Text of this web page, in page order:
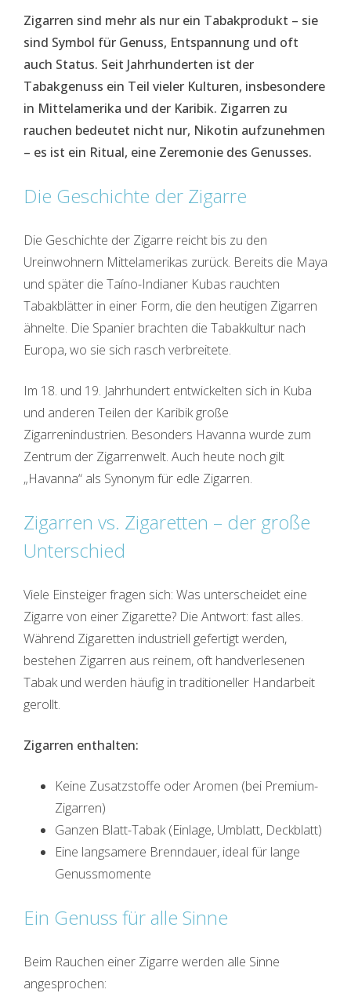
Zigarren sind mehr als nur ein Tabakprodukt – sie
sind Symbol für Genuss, Entspannung und oft
auch Status. Seit Jahrhunderten ist der
Tabakgenuss ein Teil vieler Kulturen, insbesondere
in Mittelamerika und der Karibik. Zigarren zu
rauchen bedeutet nicht nur, Nikotin aufzunehmen
– es ist ein Ritual, eine Zeremonie des Genusses.
Die Geschichte der Zigarre
Die Geschichte der Zigarre reicht bis zu den
Ureinwohnern Mittelamerikas zurück. Bereits die Maya
und später die Taíno-Indianer Kubas rauchten
Tabakblätter in einer Form, die den heutigen Zigarren
ähnelte. Die Spanier brachten die Tabakkultur nach
Europa, wo sie sich rasch verbreitete.
Im 18. und 19. Jahrhundert entwickelten sich in Kuba
und anderen Teilen der Karibik große
Zigarrenindustrien. Besonders Havanna wurde zum
Zentrum der Zigarrenwelt. Auch heute noch gilt
„Havanna“ als Synonym für edle Zigarren.
Zigarren vs. Zigaretten – der große
Unterschied
Viele Einsteiger fragen sich: Was unterscheidet eine
Zigarre von einer Zigarette? Die Antwort: fast alles.
Während Zigaretten industriell gefertigt werden,
bestehen Zigarren aus reinem, oft handverlesenen
Tabak und werden häufig in traditioneller Handarbeit
gerollt.
Zigarren enthalten:
Keine Zusatzstoffe oder Aromen (bei Premium-
Zigarren)
Ganzen Blatt-Tabak (Einlage, Umblatt, Deckblatt)
Eine langsamere Brenndauer, ideal für lange
Genussmomente
Ein Genuss für alle Sinne
Beim Rauchen einer Zigarre werden alle Sinne
angesprochen: